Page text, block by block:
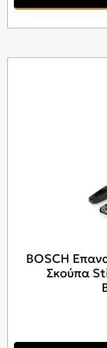
BOSCH
Σκούπα